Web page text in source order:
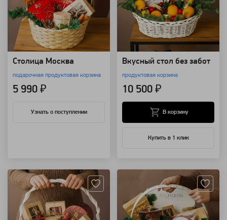
Столица Москва
подарочная продуктовая корзина
5 990 ₽
Узнать о поступлении
Вкусный стол без забот
продуктовая корзина
10 500 ₽
Купить в 1 клик
В корзину